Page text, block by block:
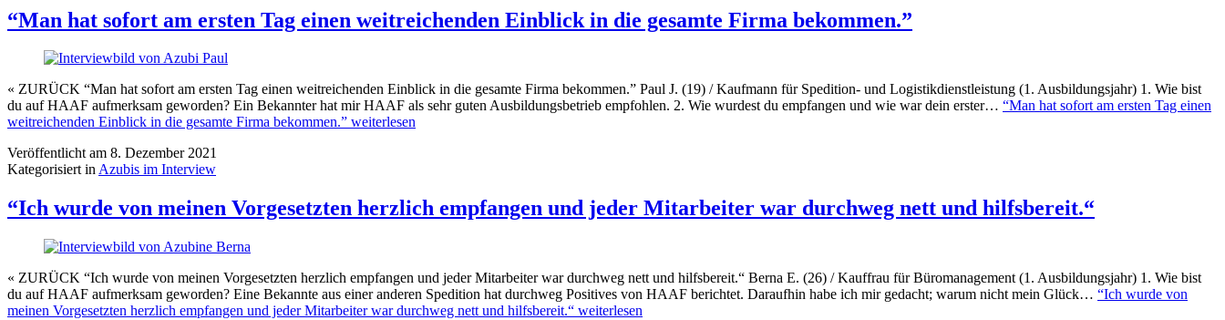
“Man hat sofort am ersten Tag einen weitreichenden Einblick in die gesamte Firma bekommen.”
« ZURÜCK “Man hat sofort am ersten Tag einen weitreichenden Einblick in die gesamte Firma bekommen.” Paul J. (19) / Kaufmann für Spedition- und Logistikdienstleistung (1. Ausbildungsjahr) 1. Wie bist
du auf HAAF aufmerksam geworden? Ein Bekannter hat mir HAAF als sehr guten Ausbildungsbetrieb empfohlen. 2. Wie wurdest du empfangen und wie war dein erster… “Man hat sofort am ersten Tag einen
weitreichenden Einblick in die gesamte Firma bekommen.” weiterlesen
Veröffentlicht am 8. Dezember 2021
Kategorisiert inAzubis im Interview
“Ich wurde von meinen Vorgesetzten herzlich empfangen und jeder Mitarbeiter war durchweg nett und hilfsbereit.“
« ZURÜCK “Ich wurde von meinen Vorgesetzten herzlich empfangen und jeder Mitarbeiter war durchweg nett und hilfsbereit.“ Berna E. (26) / Kauffrau für Büromanagement (1. Ausbildungsjahr) 1. Wie bist
du auf HAAF aufmerksam geworden? Eine Bekannte aus einer anderen Spedition hat durchweg Positives von HAAF berichtet. Daraufhin habe ich mir gedacht; warum nicht mein Glück… “Ich wurde von
meinen Vorgesetzten herzlich empfangen und jeder Mitarbeiter war durchweg nett und hilfsbereit.“ weiterlesen